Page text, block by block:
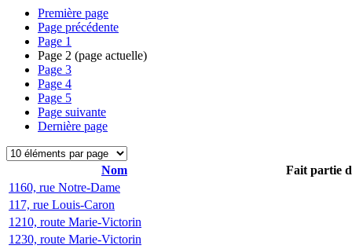
Première page
Page précédente
Page 1
Page 2 (page actuelle)
Page 3
Page 4
Page 5
Page suivante
Dernière page
Nom
Fait partie
1160, rue Notre-Dame
117, rue Louis-Caron
1210, route Marie-Victorin
1230, route Marie-Victorin